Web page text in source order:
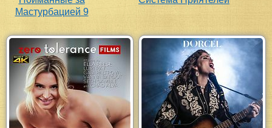
Мастурбацией 9